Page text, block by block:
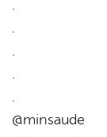
.
.
.
.
.
@minsaude